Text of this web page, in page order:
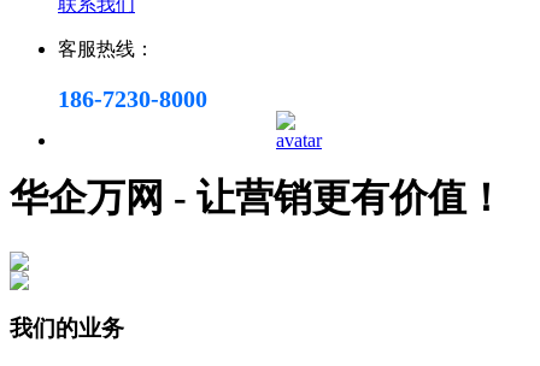
联系我们
客服热线：
186-7230-8000
华企万网 - 让营销更有价值！
我们的业务